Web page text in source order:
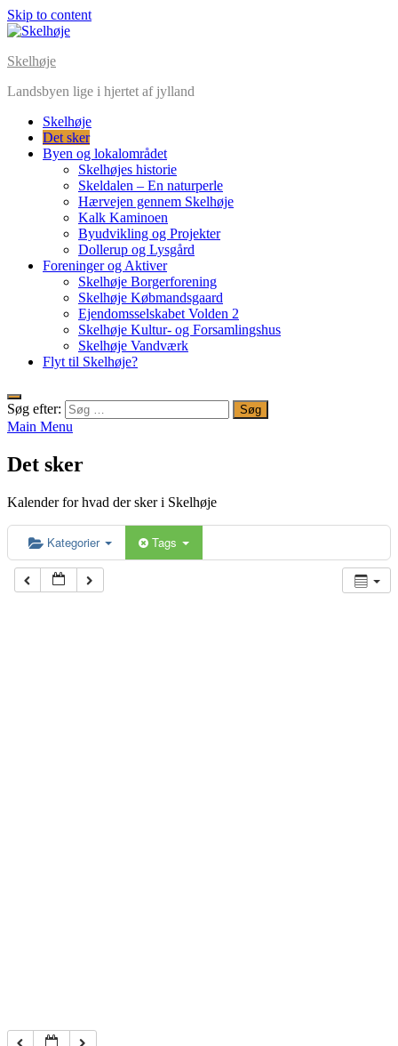
Skip to content
Skelhøje
Landsbyen lige i hjertet af jylland
Skelhøje
Det sker
Byen og lokalområdet
Skelhøjes historie
Skeldalen – En naturperle
Hærvejen gennem Skelhøje
Kalk Kaminoen
Byudvikling og Projekter
Dollerup og Lysgård
Foreninger og Aktiver
Skelhøje Borgerforening
Skelhøje Købmandsgaard
Ejendomsselskabet Volden 2
Skelhøje Kultur- og Forsamlingshus
Skelhøje Vandværk
Flyt til Skelhøje?
Søg efter:
Main Menu
Det sker
Kalender for hvad der sker i Skelhøje
Kategorier Tags